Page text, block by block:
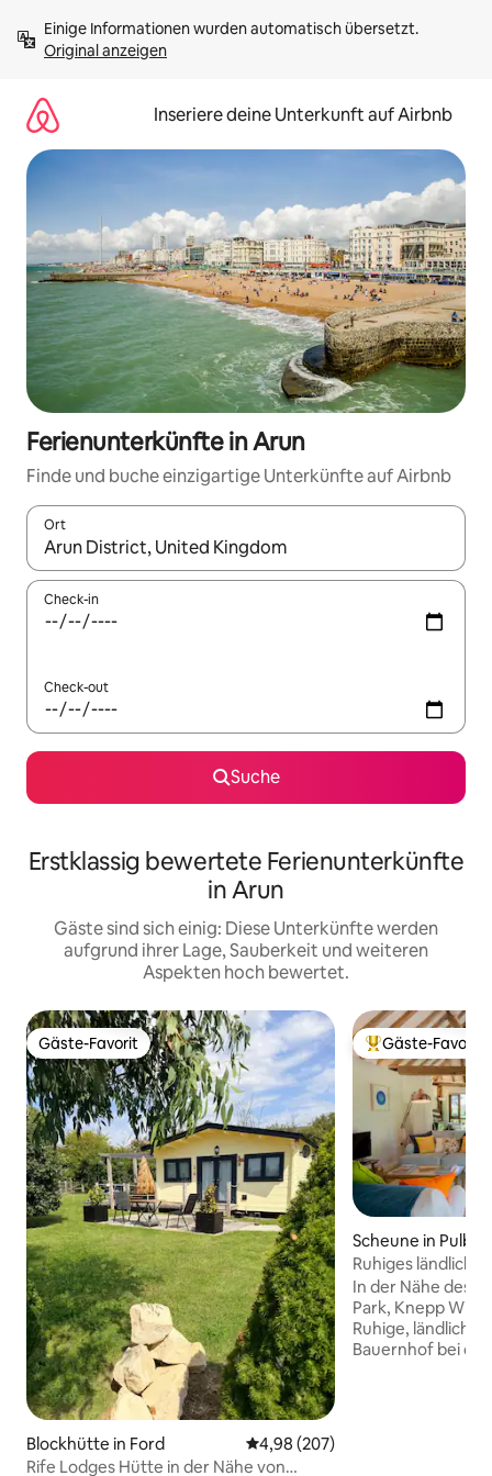
Inhalten
springenOriginal anzeigen
Inseriere deine Unterkunft auf Airbnb
Ferienunterkünfte in Arun
Finde und buche einzigartige Unterkünfte auf Airbnb
Ort
Wenn Ergebnisse verfügbar sind, navigiere mit den
Check-in
Check-out
Suche
Erstklassig bewertete Ferienunterkünfte
in Arun
Gäste sind sich einig: Diese Unterkünfte werden
aufgrund ihrer Lage, Sauberkeit und weiteren
Aspekten hoch bewertet.
Gäste-Favorit
Gäste-Favorit
Blockhütte in Ford Durchschnittliche Bewertung:
4,98 (207)
Rife Lodges Hütte in der Nähe von
Beliebter Gäste-
Gäste-Favorit
Scheune in
Ruhiges
The Tractor Shed
In der Nähe des
Park, Knepp
Ruhige, ländliche
Bauernhof bei